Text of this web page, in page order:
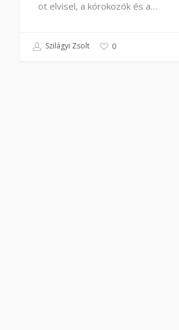
ot elvisel, a kórokozók és a…
Szilágyi Zsolt 0